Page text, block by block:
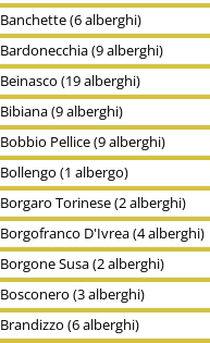
Banchette (6 alberghi)
Bardonecchia (9 alberghi)
Beinasco (19 alberghi)
Bibiana (9 alberghi)
Bobbio Pellice (9 alberghi)
Bollengo (1 albergo)
Borgaro Torinese (2 alberghi)
Borgofranco D'Ivrea (4 alberghi)
Borgone Susa (2 alberghi)
Bosconero (3 alberghi)
Brandizzo (6 alberghi)